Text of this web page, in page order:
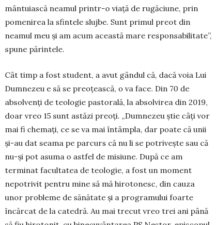
mântuiască neamul printr-o viață de rugăciune, prin
pomenirea la sfintele slujbe. Sunt primul preot din
neamul meu și am acum această mare responsabilitate”,
spune părintele.
Cât timp a fost student, a avut gândul că, dacă voia Lui
Dumnezeu e să se preoțească, o va face. Din 70 de
absolvenți de teologie pastorală, la absolvirea din 2019,
doar vreo 15 sunt astăzi preoți. „Dumnezeu știe câți vor
mai fi chemați, ce se va mai întâmpla, dar poate că unii
și-au dat seama pe parcurs că nu li se potrivește sau că
nu-și pot asuma o astfel de misiune. După ce am
terminat facultatea de teologie, a fost un moment
nepotrivit pentru mine să mă hirotonesc, din cauza
unor probleme de sănătate și a programului foarte
încărcat de la catedră. Au mai trecut vreo trei ani până